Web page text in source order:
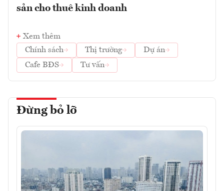
sản cho thuê kinh doanh
Xem thêm
Chính sách
Thị trường
Dự án
Cafe BĐS
Tư vấn
Đừng bỏ lỡ